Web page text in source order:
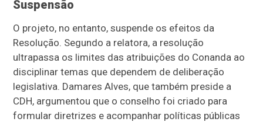
Suspensão
O projeto, no entanto, suspende os efeitos da
Resolução. Segundo a relatora, a resolução
ultrapassa os limites das atribuições do Conanda ao
disciplinar temas que dependem de deliberação
legislativa. Damares Alves, que também preside a
CDH, argumentou que o conselho foi criado para
formular diretrizes e acompanhar políticas públicas